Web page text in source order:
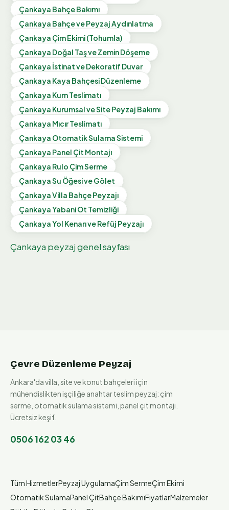
Çankaya Bahçe Bakımı
Çankaya Bahçe ve Peyzaj Aydınlatma
Çankaya Çim Ekimi (Tohumla)
Çankaya Doğal Taş ve Zemin Döşeme
Çankaya İstinat ve Dekoratif Duvar
Çankaya Kaya Bahçesi Düzenleme
Çankaya Kum Teslimatı
Çankaya Kurumsal ve Site Peyzaj Bakımı
Çankaya Mıcır Teslimatı
Çankaya Otomatik Sulama Sistemi
Çankaya Panel Çit Montajı
Çankaya Rulo Çim Serme
ÇankayaSu Öğesi ve Gölet
ÇankayaVilla Bahçe Peyzajı
ÇankayaYabani Ot Temizliği
ÇankayaYol Kenarı ve Refüj Peyzajı
Çankaya peyzaj genel sayfası
Çevre Düzenleme Peyzaj
Ankara'da villa, site ve konut bahçeleri için
mühendislikten işçiliğe anahtar teslim peyzaj: çim
serme, otomatik sulama sistemi, panel çit montajı.
Ücretsiz keşif.
0506 162 03 46
Tüm HizmetlerPeyzaj UygulamaÇim SermeÇim Ekimi
Otomatik SulamaPanel ÇitBahçe BakımıFiyatlarMalzemeler